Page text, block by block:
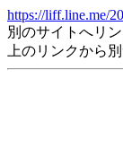
https://liff.line.me/
別のサイトへリ
上のリンクから